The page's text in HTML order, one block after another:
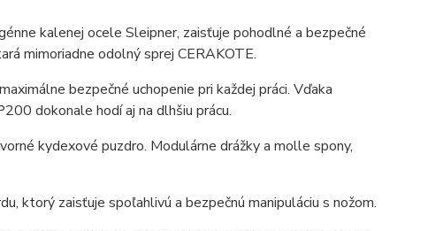
kalenej ocele Sleipner, zaisťuje pohodlné a bezpečné
mimoriadne odolný sprej CERAKOTE.
bezpečné uchopenie pri každej práci. Vďaka
dokonale hodí aj na dlhšiu prácu.
kydexové puzdro. Modulárne drážky a molle spony,
ktorý zaisťuje spoľahlivú a bezpečnú manipuláciu s nožom.